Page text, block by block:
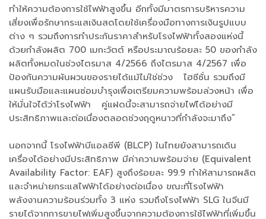
ทำให้ความต้องการใช้ไฟฟ้าสูงขึ้น อีกทั้งมีมาตรการบริหารความ
เสี่ยงเพื่อรักษากระแสเงินสดโดยใช้เครื่องมือทางการเงินรูปแบบ
ต่าง ๆ รวมถึงการทำประกันราคาสำหรับโรงไฟฟ้าทั้งสองแห่งนี้
ด้วยกำลังผลิต 700 เมกะวัตต์ หรือประมาณร้อยละ 50 ของกำลัง
ผลิตทั้งหมดในช่วงไตรมาส 4/2566 ถึงไตรมาส 4/2567 เพื่อ
ป้องกันความผันผวนของรายได้แม้ไม่ใช่ช่วง ไฮซีซั่น รวมถึงมี
แผนรับมือและแผนซ่อมบำรุงเพื่อเตรียมความพร้อมล่วงหน้า เพื่อ
ให้มั่นใจได้ว่าโรงไฟฟ้า คู่แฝดนี้จะสามารถจ่ายไฟได้อย่างมี
ประสิทธิภาพและต่อเนื่องตลอดช่วงฤดูหนาวที่กำลังจะมาถึง”
นอกจากนี้ โรงไฟฟ้าบีแอลซีพี (BLCP) ในไทยยังสามารถเดิน
เครื่องได้อย่างมีประสิทธิภาพ มีค่าความพร้อมจ่าย (Equivalent
Availability Factor: EAF) สูงถึงร้อยละ 99.9 ทำให้สามารถผลิต
และจำหน่ายกระแสไฟฟ้าได้อย่างต่อเนื่อง ขณะที่โรงไฟฟ้า
พลังงานความร้อนร่วมทั้ง 3 แห่ง รวมถึงโรงไฟฟ้า SLG ในจีนมี
รายได้จากการขายไฟเพิ่มสูงขึ้นจากความต้องการใช้ไฟฟ้าที่เพิ่มขึ้น